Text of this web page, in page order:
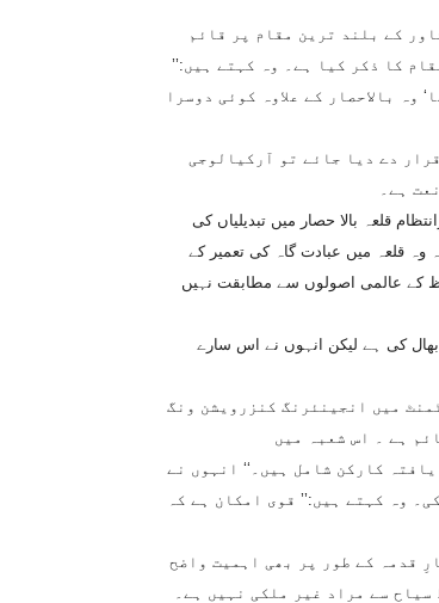
کے بلند ترین مقام پر قائم
کا ذکر کیا ہے۔ وہ کہتے ہیں:’’
بالاحصار کے علاوہ کوئی دوسرا
دے دیا جائے تو آرکیالوجی
ہے۔
قلعہ بالا حصار میں تبدیلیاں کی
قلعہ میں عبادت گاہ کی تعمیر کے
کے عالمی اصولوں سے مطابقت نہیں
کی ہے لیکن انہوں نے اس سارے
میں انجینئرنگ کنزرویشن ونگ
ہے ۔ اس شعبہ میں
کارکن شامل ہیں۔‘‘ انہوں نے
وہ کہتے ہیں:’’ قوی امکان ہے کہ
قدمہ کے طور پر بھی اہمیت واضح
سے مراد غیر ملکی نہیں ہے۔